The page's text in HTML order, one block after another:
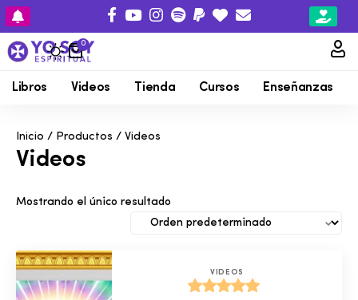
0
Libros Videos Tienda Cursos Enseñanzas
Inicio / Productos / Videos
Videos
Mostrando el único resultado
VIDEOS